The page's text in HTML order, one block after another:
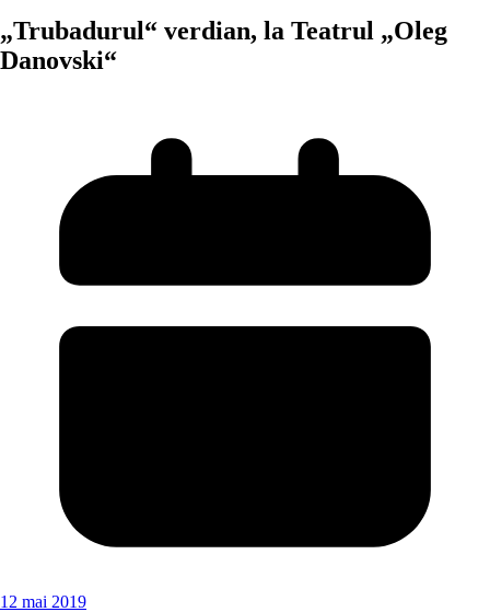
„Trubadurul“ verdian, la Teatrul „Oleg
Danovski“
12 mai 2019